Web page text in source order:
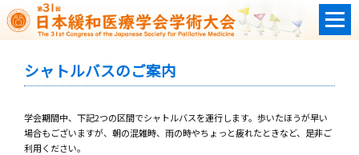
シャトルバスのご案内
学会期間中、下記2つの区間でシャトルバスを運行します。歩いたほうが早い
場合もございますが、朝の混雑時、雨の時やちょっと疲れたときなど、是非ご
利用ください。